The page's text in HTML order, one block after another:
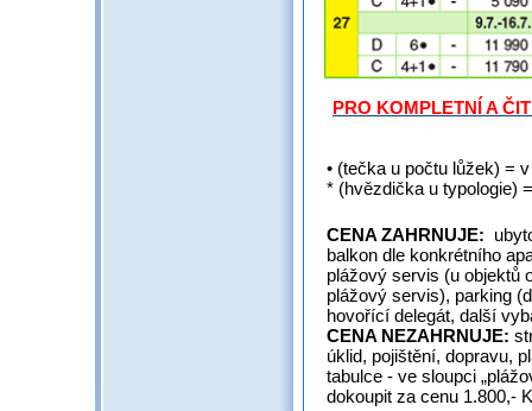
PRO KOMPLETNÍ A
• (tečka u počtu lůžek) =
* (hvězdička u typologie)
CENA ZAHRNUJE:
balkon dle konkrétního
plážový servis (u objektů
plážový servis), parking
hovořící delegát, další
CENA NEZAHRNUJE:
úklid, pojištění, dopravu,
tabulce - ve sloupci
dokoupit za cenu 1.800,-